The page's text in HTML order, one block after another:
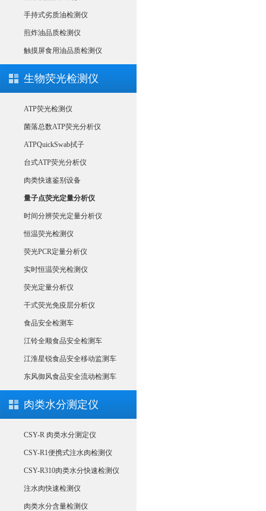
手持式劣质油检测仪
煎炸油品质检测仪
触摸屏食用油品质检测仪
生物荧光检测仪
ATP荧光检测仪
菌落总数ATP荧光分析仪
ATPQuickSwab拭子
台式ATP荧光分析仪
肉类快速鉴别设备
量子点荧光定量分析仪
时间分辨荧光定量分析仪
恒温荧光检测仪
荧光PCR定量分析仪
实时恒温荧光检测仪
荧光定量分析仪
干式荧光免疫层分析仪
食品安全检测车
江铃全顺食品安全检测车
江淮星锐食品安全移动监测车
东风御风食品安全流动检测车
肉类水分测定仪
CSY-R 肉类水分测定仪
CSY-R1便携式注水肉检测仪
CSY-R310肉类水分快速检测仪
注水肉快速检测仪
肉类水分含量检测仪